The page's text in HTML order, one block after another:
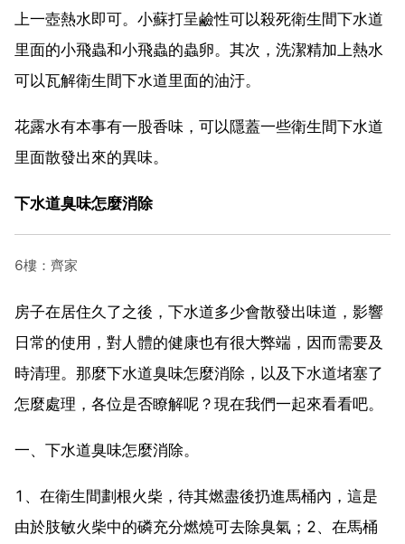
上一壺熱水即可。小蘇打呈鹼性可以殺死衛生間下水道
里面的小飛蟲和小飛蟲的蟲卵。其次，洗潔精加上熱水
可以瓦解衛生間下水道里面的油汙。
花露水有本事有一股香味，可以隱蓋一些衛生間下水道
里面散發出來的異味。
下水道臭味怎麼消除
6樓：齊家
房子在居住久了之後，下水道多少會散發出味道，影響
日常的使用，對人體的健康也有很大弊端，因而需要及
時清理。那麼下水道臭味怎麼消除，以及下水道堵塞了
怎麼處理，各位是否瞭解呢？現在我們一起來看看吧。
一、下水道臭味怎麼消除。
1、在衛生間劃根火柴，待其燃盡後扔進馬桶內，這是
由於肢敏火柴中的磷充分燃燒可去除臭氣；2、在馬桶